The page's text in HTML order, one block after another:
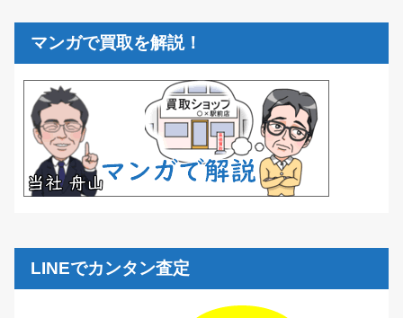
マンガで買取を解説！
LINEでカンタン査定